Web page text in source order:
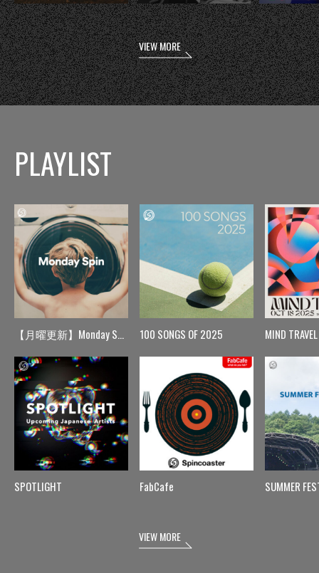
VIEW MORE
PLAYLIST
【月曜更新】Monday Spin
SPOTLIGHT
100 SONGS OF 2025
FabCafe
MIND TRAVEL
SUMMER
VIEW MORE